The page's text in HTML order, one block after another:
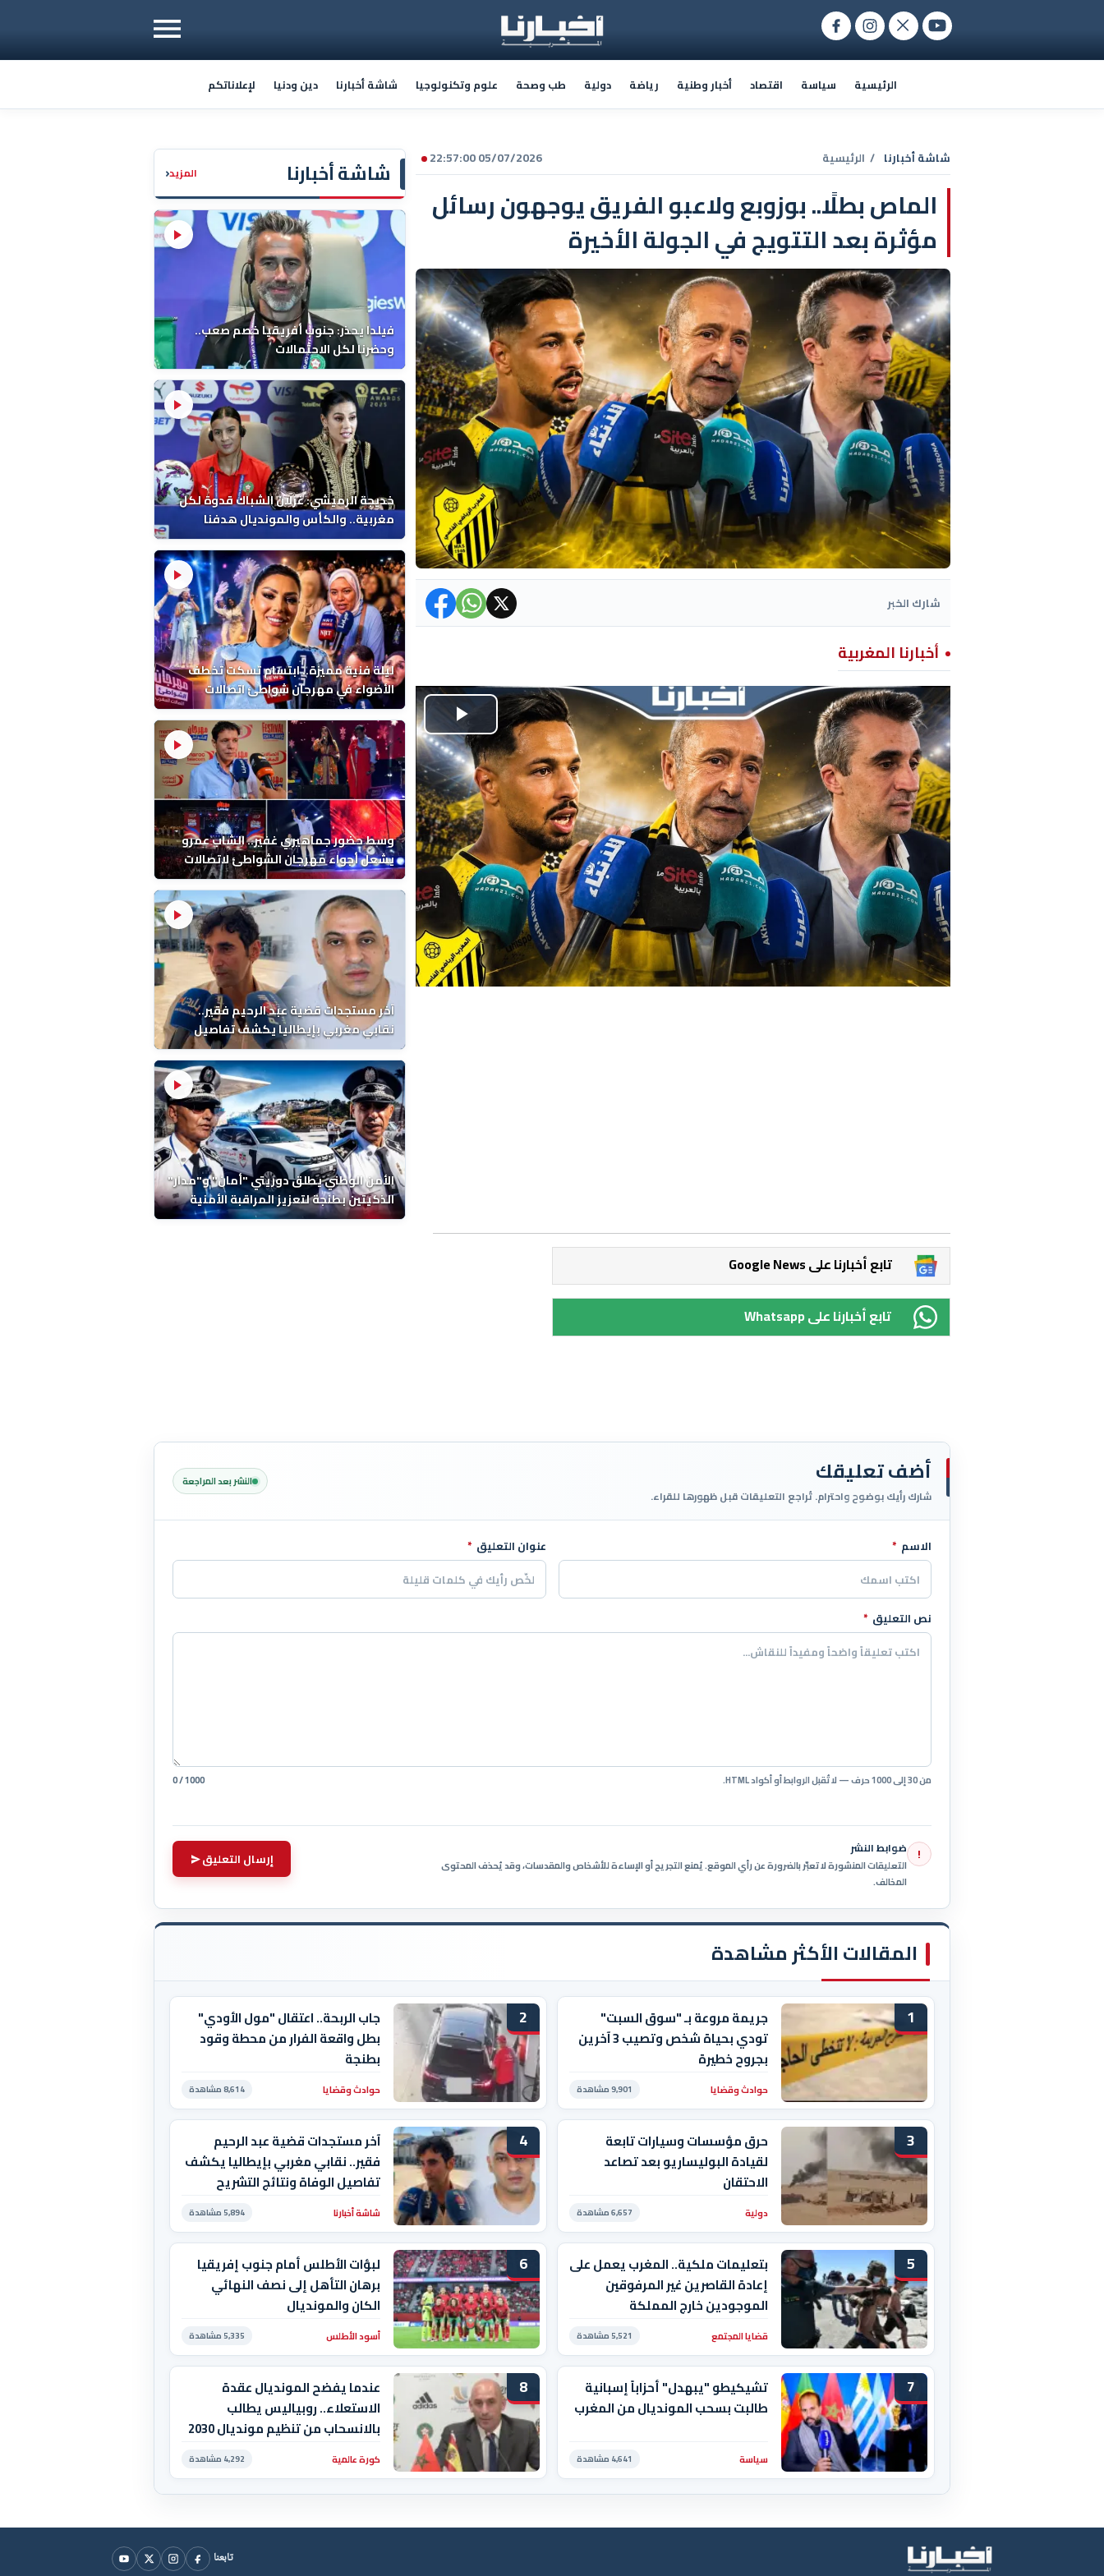
الرئيسية سياسة اقتصاد أخبار وطنية رياضة دولية طب وصحة علوم وتكنولوجيا شاشة أخبارنا دين ودنيا لإعلاناتكم
شاشة أخبارنا المزيد‹
فيلدا يحذر: جنوب أفريقيا خصم صعب..
وحضرنا لكل الاحتمالات
خديجة الرميشي: غزلان الشباك قدوة لكل
مغربية.. والكأس والمونديال هدفنا
ليلة فنية مميزة.. ابتسام تسكت تخطف
الأضواء في مهرجان شواطئ اتصالات
المغرب بالمضيق
وسط حضور جماهيري غفير.. الشاب عمرو
يشعل أجواء مهرجان الشواطئ لاتصالات
المغرب بطنجة
آخر مستجدات قضية عبد الرحيم فقير..
نقابي مغربي بإيطاليا يكشف تفاصيل
الوفاة ونتائج التشريح
الأمن الوطني يطلق دوريتي "أمان" و"مدار"
الذكيتين بطنجة لتعزيز المراقبة الأمنية
05/07/2026 22:57:00 شاشة أخبارنا / الرئيسية
الماص بطلًا.. بوزوبع ولاعبو الفريق يوجهون رسائل
مؤثرة بعد التتويج في الجولة الأخيرة
شارك الخبر
أخبارنا المغربية
Play
Video
Google News تابع أخبارنا على
Whatsapp تابع أخبارنا على
أضف تعليقك
شارك رأيك بوضوح واحترام. تُراجع التعليقات قبل ظهورها للقراء.
النشر بعد المراجعة
اترك هذا الحقل فارغاً
الاسم * عنوان التعليق *
نص التعليق *
من 30 إلى 1000 حرف — لا تُقبل الروابط أو أكواد HTML. 0 / 1000
! ضوابط النشر
التعليقات المنشورة لا تعبّر بالضرورة عن رأي الموقع. يُمنع التجريح أو الإساءة للأشخاص والمقدسات، وقد يُحذف المحتوى
المخالف.
إرسال التعليق
المقالات الأكثر مشاهدة
1
جريمة مروعة بـ "سوق السبت"
تودي بحياة شخص وتصيب 3 آخرين
بجروح خطيرة
حوادث وقضايا 9,901 مشاهدة
2
جاب الربحة.. اعتقال "مول الأودي"
بطل واقعة الفرار من محطة وقود
بطنجة
حوادث وقضايا 8,614 مشاهدة
3
حرق مؤسسات وسيارات تابعة
لقيادة البوليساريو بعد تصاعد
الاحتقان
دولية 6,657 مشاهدة
4
آخر مستجدات قضية عبد الرحيم
فقير.. نقابي مغربي بإيطاليا يكشف
تفاصيل الوفاة ونتائج التشريح
شاشة أخبارنا 5,894 مشاهدة
5
بتعليمات ملكية.. المغرب يعمل على
إعادة القاصرين غير المرفوقين
الموجودين خارج المملكة
قضايا المجتمع 5,521 مشاهدة
6
لبؤات الأطلس أمام جنوب إفريقيا
برهان التأهل إلى نصف النهائي
الكان والمونديال
أسود الأطلس 5,335 مشاهدة
7
تشيكيطو "يبهدل" أحزاباً إسبانية
طالبت بسحب المونديال من المغرب
سياسة 4,641 مشاهدة
8
عندما يفضح المونديال عقدة
الاستعلاء.. روبياليس يطالب
بالانسحاب من تنظيم مونديال 2030
النهائية!
كورة عالمية 4,292 مشاهدة
تابعنا